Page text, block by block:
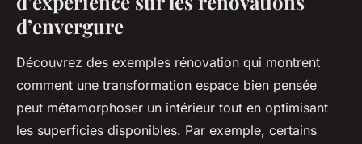
d’envergure
Découvrez des exemples rénovation qui montrent
comment une transformation espace bien pensée
peut métamorphoser un intérieur tout en optimisant
les superficies disponibles. Par exemple, certains